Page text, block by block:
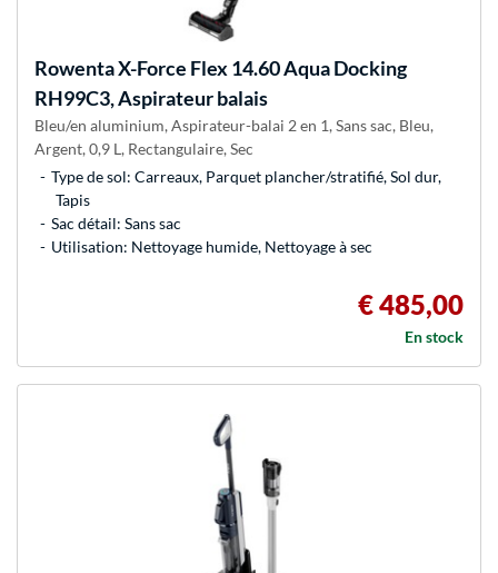
RowentaX-Force Flex 14.60 Aqua Docking
RH99C3, Aspirateur balais
Bleu/en aluminium, Aspirateur-balai 2 en 1, Sans sac, Bleu,
Argent, 0,9 L, Rectangulaire, Sec
Type de sol: Carreaux, Parquet plancher/stratifié, Sol dur,
Tapis
Sac détail: Sans sac
Utilisation: Nettoyage humide, Nettoyage à sec
€ 485,00
En stock